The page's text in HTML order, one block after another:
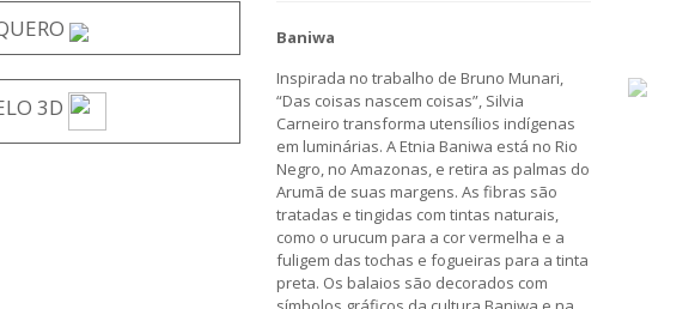
3D
Baniwa
Inspirada no trabalho de Bruno Munari,
“Das coisas nascem coisas”, Silvia
Carneiro transforma utensílios indígenas
em luminárias. A Etnia Baniwa está no Rio
Negro, no Amazonas, e retira as palmas do
Arumã de suas margens. As fibras são
tratadas e tingidas com tintas naturais,
como o urucum para a cor vermelha e a
fuligem das tochas e fogueiras para a tinta
preta. Os balaios são decorados com